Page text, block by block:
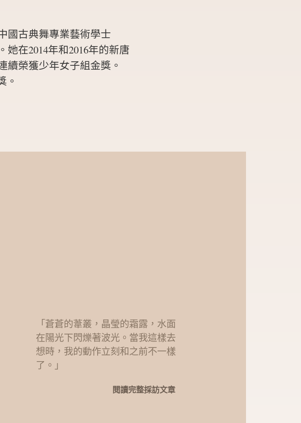
國古典舞專業藝術學士
在2014年和2016年的新唐
續榮獲少年女子組金獎。
。
「蒼蒼的葦叢，晶瑩的霜露，水面
在陽光下閃爍著波光。當我這樣去
想時，我的動作立刻和之前不一樣
了。」
閱讀完整採訪文章